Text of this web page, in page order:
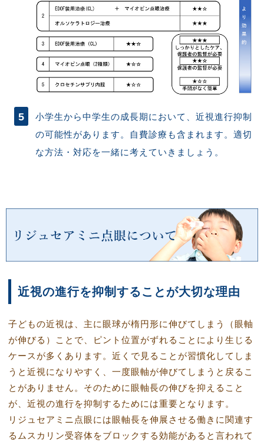
小学生から中学生の成長期において、近視進行抑制
の可能性があります。自費診療も含まれます。適切
な方法・対応を一緒に考えていきましょう。
近視の進行を抑制することが大切な理由
子どもの近視は、主に眼球が楕円形に伸びてしまう（眼軸
が伸びる）ことで、ピント位置がずれることにより生じる
ケースが多くあります。近くで見ることが習慣化してしま
うと近視になりやすく、一度眼軸が伸びてしまうと戻るこ
とがありません。そのために眼軸長の伸びを抑えること
が、近視の進行を抑制するためには重要となります。
リジュセアミニ点眼には眼軸長を伸展させる働きに関連す
るムスカリン受容体をブロックする効能があると言われて